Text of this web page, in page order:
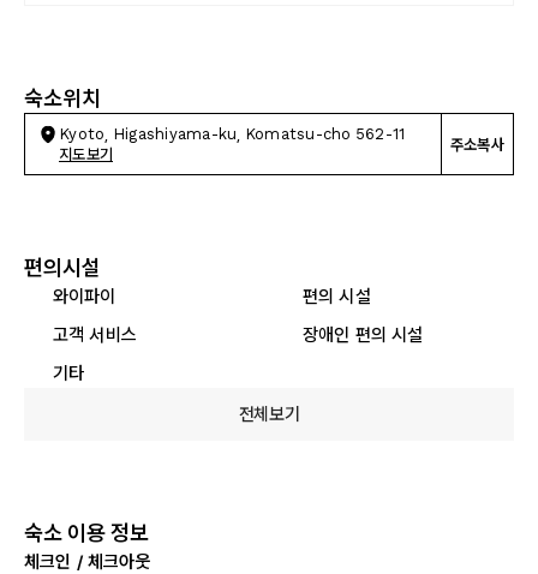
숙소위치
Kyoto, Higashiyama-ku, Komatsu-cho 562-11
지도보기
주소복사
편의시설
와이파이
편의 시설
고객 서비스
장애인 편의 시설
기타
전체보기
숙소 이용 정보
체크인 / 체크아웃